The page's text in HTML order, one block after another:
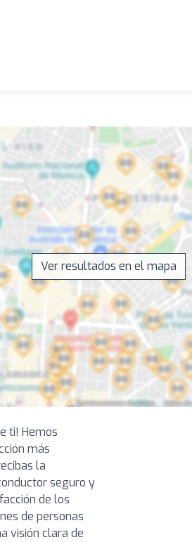
Ver resultados en el mapa
ti! Hemos
más
la
seguro y
de los
de personas
visión clara de